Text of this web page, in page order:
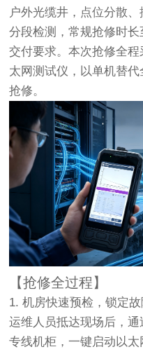
户外光缆井，点位分散、
分段检测，常规抢修时
交付要求。本次抢修全程
太网测试仪 ，以单机替
抢修。
【抢修全过程】
1. 机房快速预检，锁定
运维人员抵达现场后，
专线机柜，一键启动以